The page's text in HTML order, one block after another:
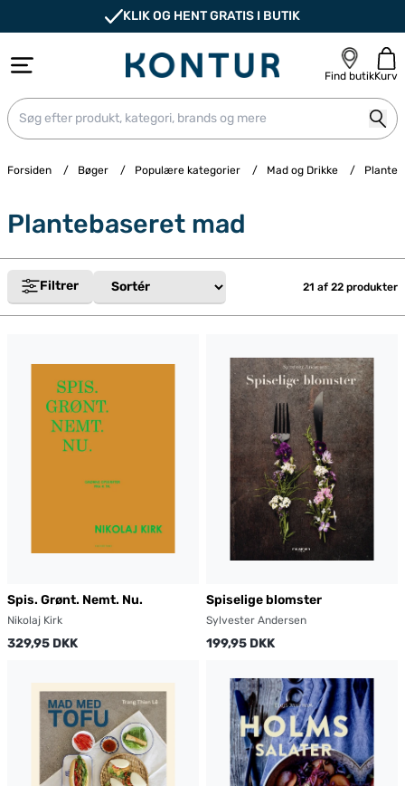
KLIK OG HENT GRATIS I BUTIK
Find butikKurv
Forsiden / Bøger / Populære kategorier / Mad og Drikke /
Plantebaseret mad
Filtrer 21 af 22 produkter
Spis. Grønt. Nemt. Nu.
Nikolaj Kirk
329,95 DKK
Spiselige blomster
Sylvester Andersen
199,95 DKK